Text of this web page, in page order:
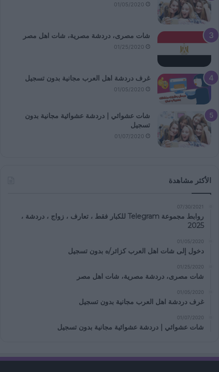
01/05/2020
شات مصرى، دردشة مصرية، شات اهل مصر
01/25/2020
غرف دردشة اهل العرب مجانية بدون تسجيل
01/05/2020
شات عشوائي | دردشة عشوائية مجانية بدون
تسجيل
01/07/2020
الأكثر مشاهدة
07/30/2021
روابط مجموعة Telegram للكبار فقط ، تعارف ، زواج ، دردشة ،
2025
01/05/2020
دخول إلى شات اهل العرب كزائر/ه بدون تسجيل
01/25/2020
شات مصرى، دردشة مصرية، شات اهل مصر
01/05/2020
غرف دردشة اهل العرب مجانية بدون تسجيل
01/07/2020
شات عشوائي | دردشة عشوائية مجانية بدون تسجيل